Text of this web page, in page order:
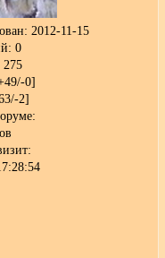
: 2012-11-15
0
275
0]
2]